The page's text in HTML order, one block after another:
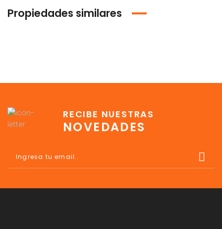
Propiedades similares
RECIBE NUESTRAS
NOVEDADES